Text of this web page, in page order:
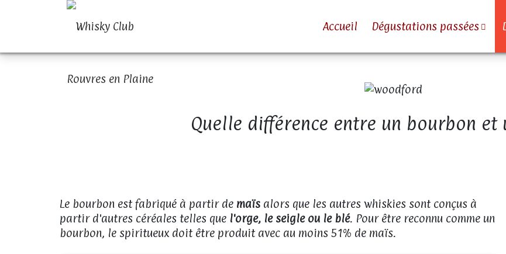
Accueil Dégustations passées
Quelle différence entre un bourbon et
Le bourbon est fabriqué à partir de maïs alors que les autres whiskies sont conçus à
partir d'autres céréales telles que l'orge, le seigle ou le blé. Pour être reconnu comme un
bourbon, le spiritueux doit être produit avec au moins 51% de maïs.